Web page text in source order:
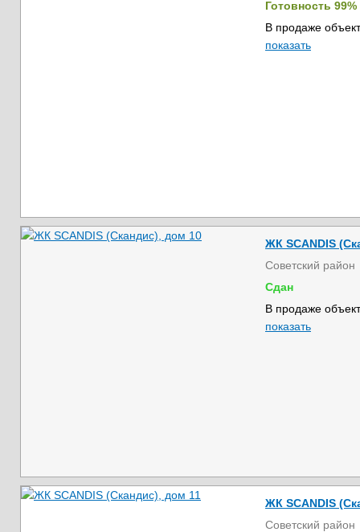
Готовность 99%
В продаже
показать
ЖК SCANDIS
Советский район
Сдан
В продаже
показать
ЖК SCANDIS
Советский район